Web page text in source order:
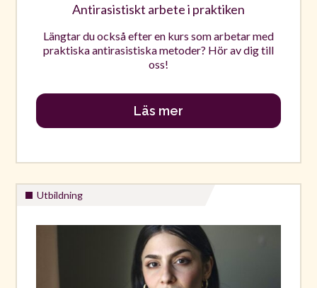
Antirasistiskt arbete i praktiken
Längtar du också efter en kurs som arbetar med
praktiska antirasistiska metoder? Hör av dig till
oss!
Läs mer
Utbildning